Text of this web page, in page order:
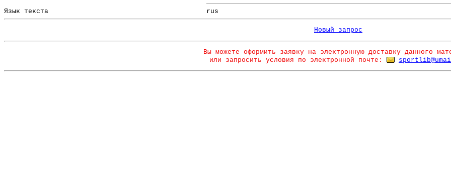
Язык текста rus
Новый запрос
Вы можете оформить заявку на электронную доставку данного
или запросить условия по электронной почте: